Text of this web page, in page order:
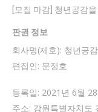
[모집 마감] 청년공감
판권 정보
회사명(제호): 청년공감
편집인: 문정호
등록일: 2021년 6월
주소: 강원특별자치도